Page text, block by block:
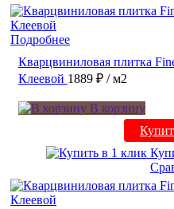
Подробнее
Кварцвиниловая плитка
Клеевой 1889 ₽ / м2
В корзину